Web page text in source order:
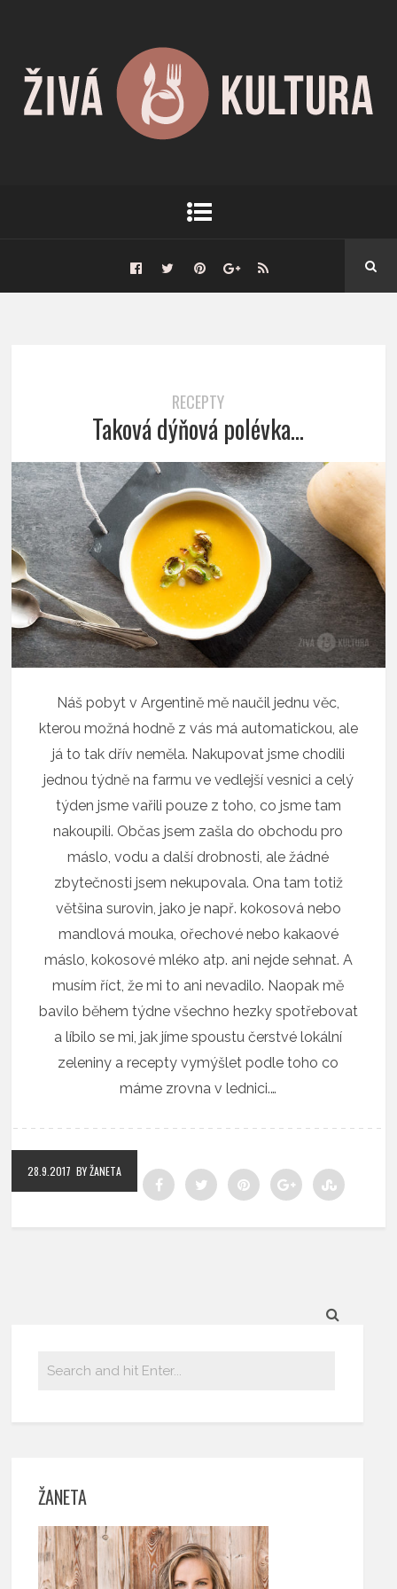
RECEPTY
Taková dýňová polévka…
Náš pobyt v Argentině mě naučil jednu věc,
kterou možná hodně z vás má automatickou, ale
já to tak dřív neměla. Nakupovat jsme chodili
jednou týdně na farmu ve vedlejší vesnici a celý
týden jsme vařili pouze z toho, co jsme tam
nakoupili. Občas jsem zašla do obchodu pro
máslo, vodu a další drobnosti, ale žádné
zbytečnosti jsem nekupovala. Ona tam totiž
většina surovin, jako je např. kokosová nebo
mandlová mouka, ořechové nebo kakaové
máslo, kokosové mléko atp. ani nejde sehnat. A
musím říct, že mi to ani nevadilo. Naopak mě
bavilo během týdne všechno hezky spotřebovat
a líbilo se mi, jak jíme spoustu čerstvé lokální
zeleniny a recepty vymýšlet podle toho co
máme zrovna v lednici.…
28.9.2017 BY ŽANETA
ŽANETA